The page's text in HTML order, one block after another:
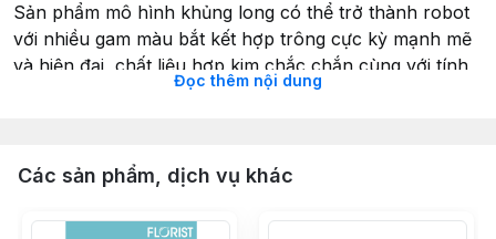
Sản phẩm mô hình khủng long có thể trở thành robot
với nhiều gam màu bắt kết hợp trông cực kỳ mạnh mẽ
và hiện đại, chất liệu hợp kim chắc chắn cùng với tính
năng biến hình hứa hẹn mang đến nhiều phút giây vui
Tuổi sử dụng: Từ 3 tuổi trở lên
Thông số kỹ thuật: Không dùng pin
Đọc thêm nội dung
Các sản phẩm, dịch vụ khác